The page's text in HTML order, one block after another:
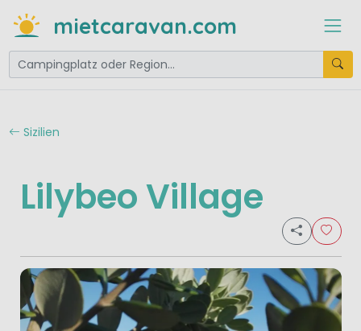
mietcaravan.com
Sizilien
Lilybeo Village